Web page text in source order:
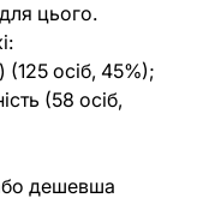
цього.
(125 осіб, 45%);
(58 осіб,
дешевша